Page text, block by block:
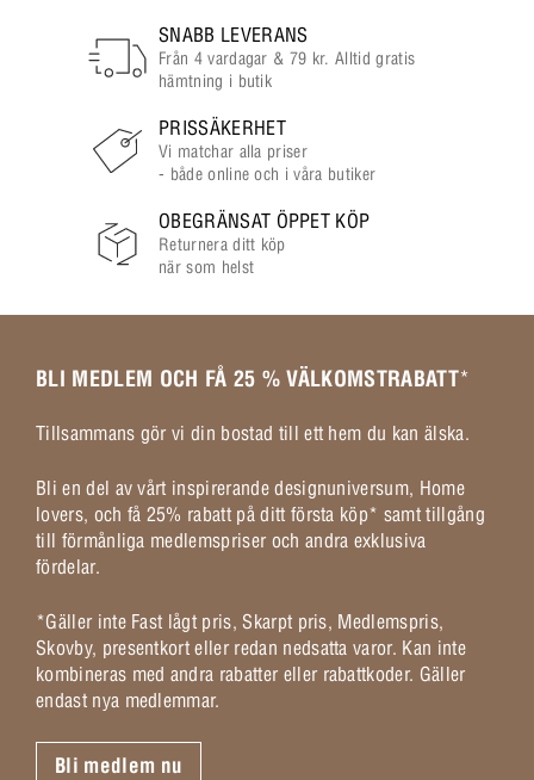
SNABB LEVERANS
Från 4 vardagar & 79 kr. Alltid gratis
hämtning i butik
PRISSÄKERHET
Vi matchar alla priser
- både online och i våra butiker
OBEGRÄNSAT ÖPPET KÖP
Returnera ditt köp
när som helst
BLI MEDLEM OCH FÅ 25 % VÄLKOMSTRABATT*
Tillsammans gör vi din bostad till ett hem du kan älska.
Bli en del av vårt inspirerande designuniversum, Home
lovers, och få 25% rabatt på ditt första köp* samt tillgång
till förmånliga medlemspriser och andra exklusiva
fördelar.
*Gäller inte Fast lågt pris, Skarpt pris, Medlemspris,
Skovby, presentkort eller redan nedsatta varor. Kan inte
kombineras med andra rabatter eller rabattkoder. Gäller
endast nya medlemmar.
Bli medlem nu